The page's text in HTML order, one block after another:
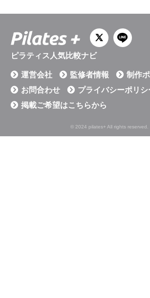
ピラティス人気比較ナビ
運営会社 監修者情報
制作
お問合わせ
プライバシーポリシ
掲載ご希望はこちらから
© 2024 pilates+ All rights reserved.